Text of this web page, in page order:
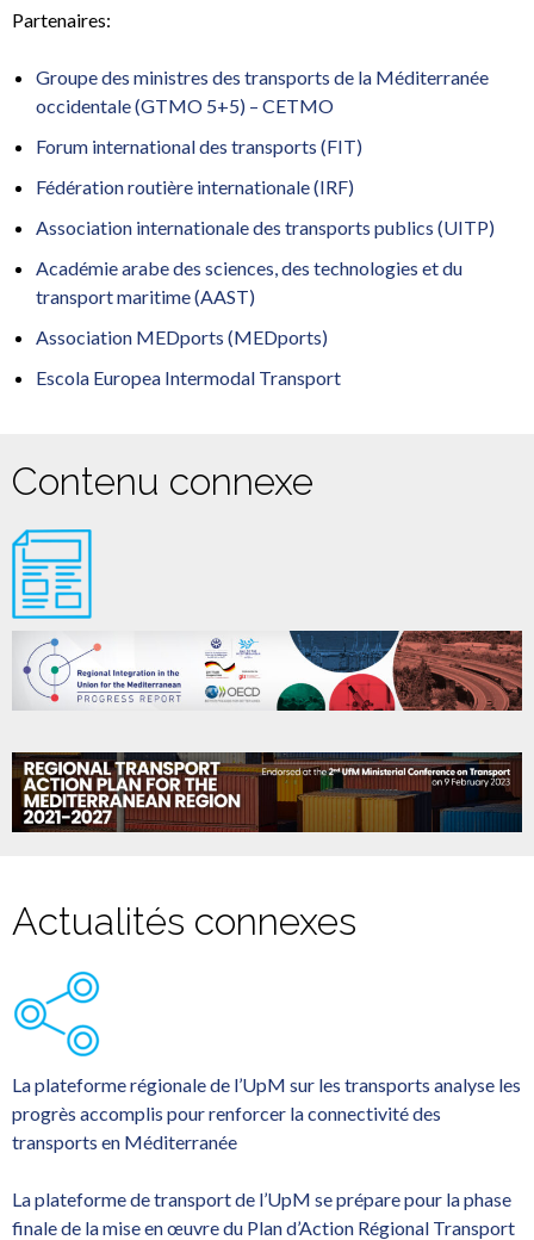
Partenaires:
Groupe des ministres des transports de la Méditerranée
occidentale (GTMO 5+5) – CETMO
Forum international des transports (FIT)
Fédération routière internationale (IRF)
Association internationale des transports publics (UITP)
Académie arabe des sciences, des technologies et du
transport maritime (AAST)
Association MEDports (MEDports)
Escola Europea Intermodal Transport
Contenu connexe
Actualités connexes
La plateforme régionale de l’UpM sur les transports analyse les
progrès accomplis pour renforcer la connectivité des
transports en Méditerranée
La plateforme de transport de l’UpM se prépare pour la phase
finale de la mise en œuvre du Plan d’Action Régional Transport